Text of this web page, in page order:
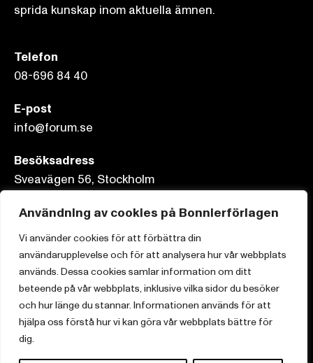
Användning av cookies på Bonnierförlagen
Vi använder cookies för att förbättra din
användarupplevelse och för att analysera hur vår webbplats
används. Dessa cookies samlar information om ditt
beteende på vår webbplats, inklusive vilka sidor du besöker
och hur länge du stannar. Informationen används för att
hjälpa oss förstå hur vi kan göra vår webbplats bättre för
dig.
sprida kunskap inom aktuella ämnen.
Telefon
08-696 84 40
E-post
info@forum.se
Besöksadress
Sveavägen 56, Stockholm
Postadress
Box 3159, 103 63 Stockholm
Om Bonnierförlagen
Cookies
Integritetspolicy